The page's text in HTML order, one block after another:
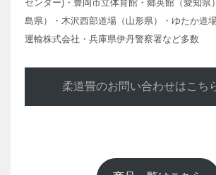
センター)・豊岡市立体育館・郷英館（愛知県
島県）・木沢西部道場（山形県）・ゆたか道
運輸株式会社・兵庫県伊丹警察署など多数
柔道畳のお問い合わせはこち